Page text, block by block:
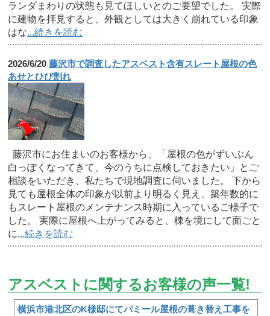
ランダまわりの状態も見てほしいとのご要望でした。 実際
に建物を拝見すると、外観としては大きく崩れている印象
はな...続きを読む
2026/6/20藤沢市で調査したアスベスト含有スレート屋根の色
あせとひび割れ
藤沢市にお住まいのお客様から、「屋根の色がずいぶん
白っぽくなってきて、今のうちに点検しておきたい」とご
相談をいただき、私たちで現地調査に伺いました。 下から
見ても屋根全体の印象が以前より明るく見え、築年数的に
もスレート屋根のメンテナンス時期に入っているご様子で
した。 実際に屋根へ上がってみると、棟を境にして面ごと
に...続きを読む
アスベストに関するお客様の声一覧!
横浜市港北区のK様邸にてパミール屋根の葺き替え工事を